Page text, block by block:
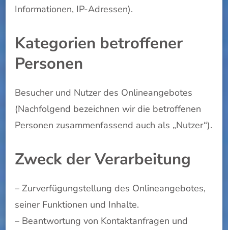
Informationen, IP-Adressen).
Kategorien betroffener
Personen
Besucher und Nutzer des Onlineangebotes
(Nachfolgend bezeichnen wir die betroffenen
Personen zusammenfassend auch als „Nutzer“).
Zweck der Verarbeitung
– Zurverfügungstellung des Onlineangebotes,
seiner Funktionen und Inhalte.
– Beantwortung von Kontaktanfragen und